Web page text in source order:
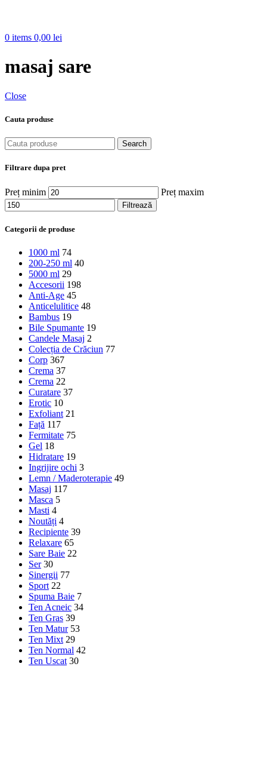
0 items 0,00 lei
masaj sare
Close
Cauta produse
Search
Filtrare dupa pret
Preț minim Preț maxim
Filtrează
Categorii de produse
1000 ml 74
200-250 ml 40
5000 ml 29
Accesorii 198
Anti-Age 45
Anticelulitice 48
Bambus 19
Bile Spumante 19
Candele Masaj 2
Colecția de Crăciun 77
Corp 367
Crema 37
Crema 22
Curatare 37
Erotic 10
Exfoliant 21
Față 117
Fermitate 75
Gel 18
Hidratare 19
Ingrijire ochi 3
Lemn / Maderoterapie 49
Masaj 117
Masca 5
Masti 4
Noutăți 4
Recipiente 39
Relaxare 65
Sare Baie 22
Ser 30
Sinergii 77
Sport 22
Spuma Baie 7
Ten Acneic 34
Ten Gras 39
Ten Matur 53
Ten Mixt 29
Ten Normal 42
Ten Uscat 30